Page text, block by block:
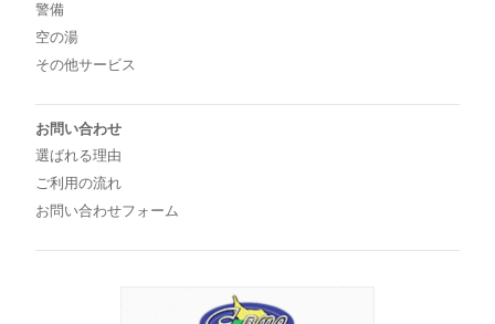
警備
空の湯
その他サービス
お問い合わせ
選ばれる理由
ご利用の流れ
お問い合わせフォーム